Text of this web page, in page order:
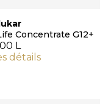
Concentrate G12+
L
détails